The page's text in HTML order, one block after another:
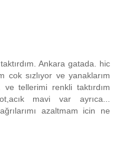
Ankara gatada. hic
cok sızlıyor ve yanaklarım
ve tellerimi renkli taktırdım
mavi var ayrıca...
azaltmam icin ne